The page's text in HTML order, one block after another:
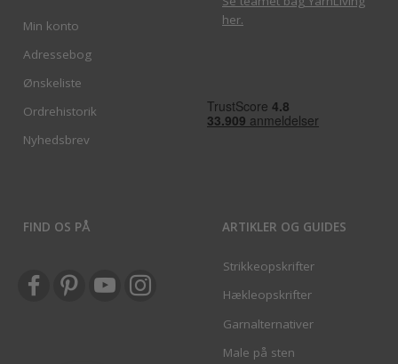
Min konto
Adressebog
Ønskeliste
Ordrehistorik
Nyhedsbrev
her.
FIND OS PÅ ARTIKLER OG GUIDES
Strikkeopskrifter
Hækleopskrifter
Garnalternativer
Male på sten